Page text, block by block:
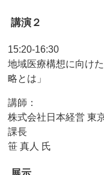
講演２
15:20-16:30
地域医療構想に向け
略とは」
講師：
株式会社日本経営 東
課長
笹 真人 氏